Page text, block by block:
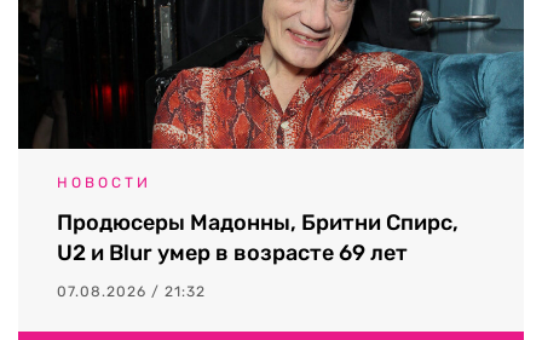
НОВОСТИ
Продюсеры Мадонны, Бритни Спирс,
U2 и Blur умер в возрасте 69 лет
07.08.2026 / 21:32